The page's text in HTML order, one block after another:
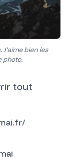
J'aime bien les
photo.
tout